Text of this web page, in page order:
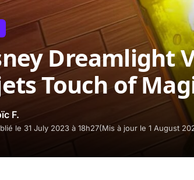
Dreamlight
Touch of
F.
le 31 July 2023 à 18h27(Mis à jour le 1 August